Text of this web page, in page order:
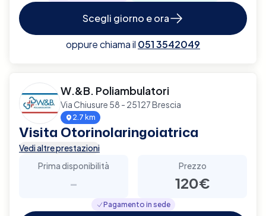
Scegli giorno e ora
oppure chiama il 051 3542049
W.&B. Poliambulatori
Via Chiusure 58 - 25127 Brescia
2.7 km
Visita Otorinolaringoiatrica
Vedi altre prestazioni
Prima disponibilità
-
Prezzo
120€
Pagamento in sede